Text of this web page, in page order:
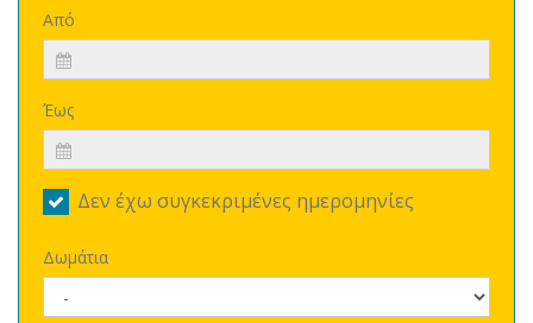
Από
Έως
Δεν έχω συγκεκριμένες ημερομηνίες
Δωμάτια